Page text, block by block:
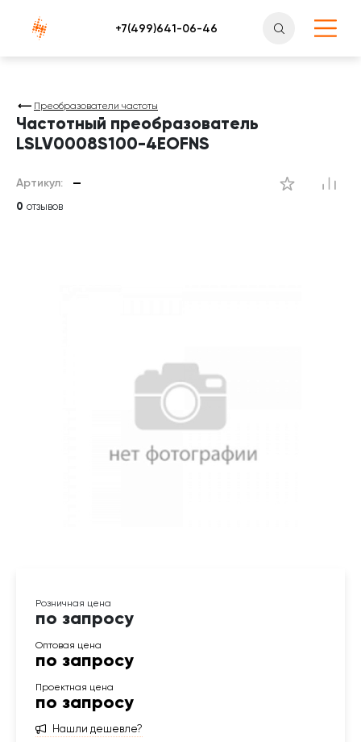
Атлантснаб
Преобразователи частоты
Частотный преобразователь
LSLV0008S100-4EOFNS
Артикул: —
по запросу
по запросу
по запросу
Нашли дешевле?